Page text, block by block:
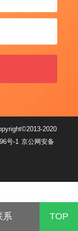
2020
号-1 京公网安备
系 TOP